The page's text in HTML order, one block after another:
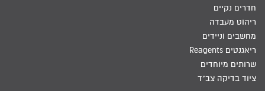
חדרים נקיים
ריהוט מעבדה
מחשבים וניידים
ריאגנטים Reagents
שרותים מיוחדים
ציוד בדיקה צב"ד